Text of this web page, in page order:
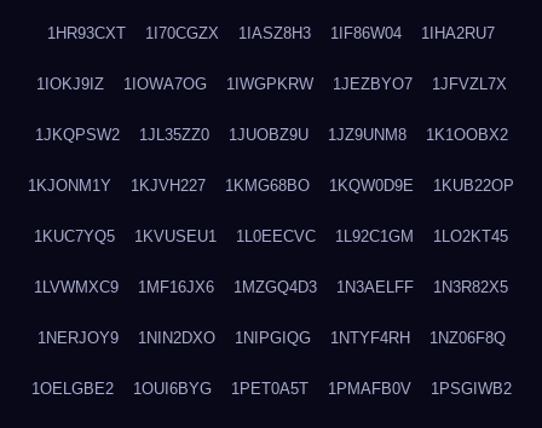
1HR93CXT 1I70CGZX 1IASZ8H3 1IF86W04 1IHA2RU7
1IOKJ9IZ 1IOWA7OG 1IWGPKRW 1JEZBYO7 1JFVZL7X
1JKQPSW2 1JL35ZZ0 1JUOBZ9U 1JZ9UNM8 1K1OOBX2
1KJONM1Y 1KJVH227 1KMG68BO 1KQW0D9E 1KUB22OP
1KUC7YQ5 1KVUSEU1 1L0EECVC 1L92C1GM 1LO2KT45
1LVWMXC9 1MF16JX6 1MZGQ4D3 1N3AELFF 1N3R82X5
1NERJOY9 1NIN2DXO 1NIPGIQG 1NTYF4RH 1NZ06F8Q
1OELGBE2 1OUI6BYG 1PET0A5T 1PMAFB0V 1PSGIWB2